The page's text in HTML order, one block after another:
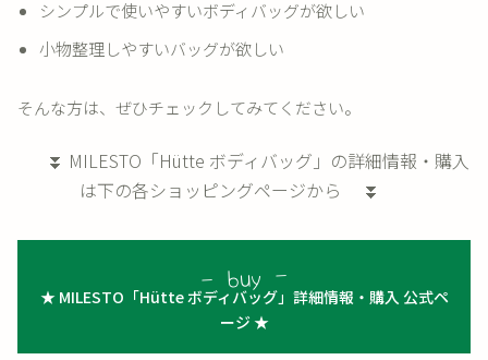
シンプルで使いやすいボディバッグが欲しい
小物整理しやすいバッグが欲しい
そんな方は、ぜひチェックしてみてください。
⏬ MILESTO「Hütte ボディバッグ」の詳細情報・購入
は下の各ショッピングページから ⏬
★ MILESTO「Hütte ボディバッグ」詳細情報・購入 公式ペ
ージ ★